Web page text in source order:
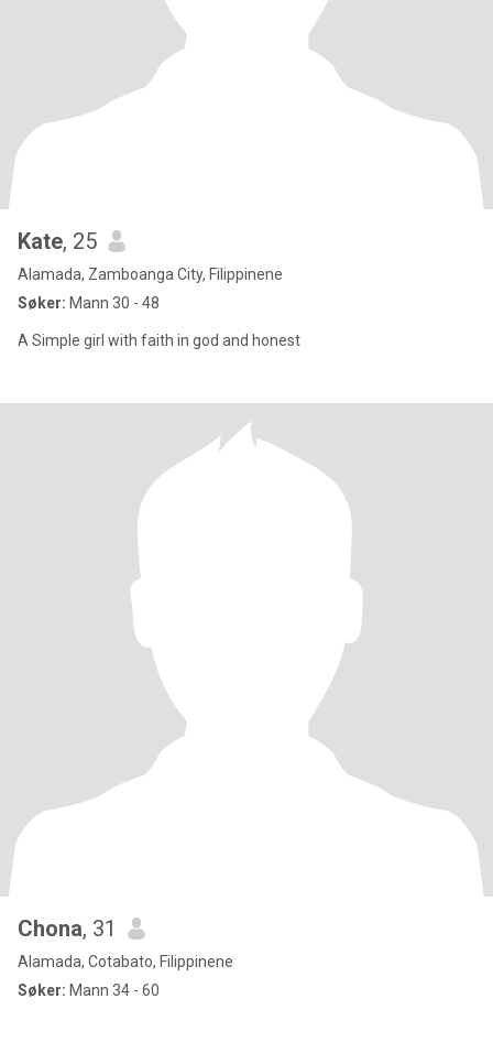
Kate, 25
Alamada, Zamboanga City, Filippinene
Søker: Mann 30 - 48
A Simple girl with faith in god and honest
Chona, 31
Alamada, Cotabato, Filippinene
Søker: Mann 34 - 60